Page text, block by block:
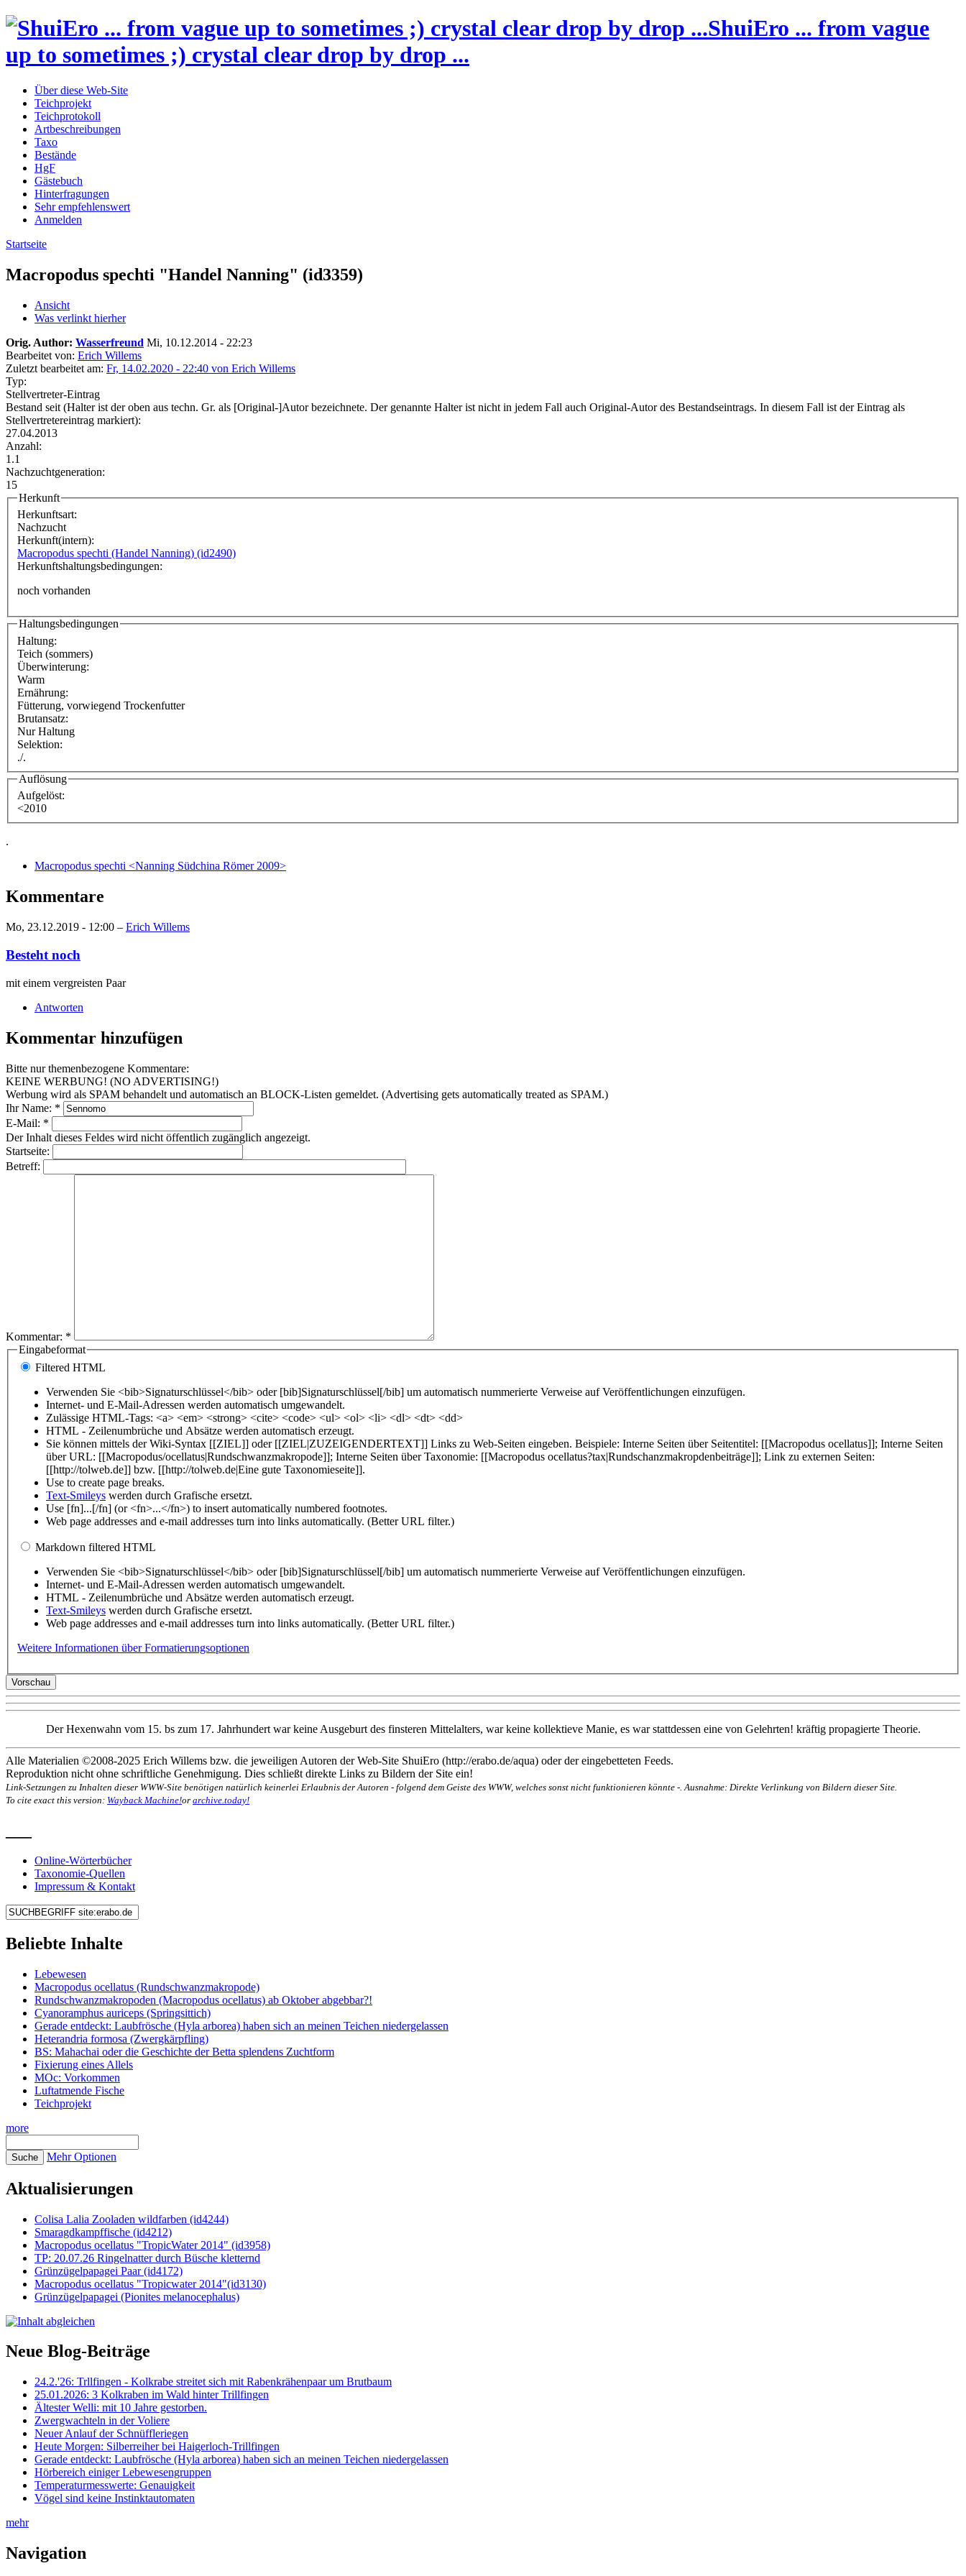
ShuiEro ... from vague
up to sometimes ;) crystal clear drop by drop ...
Über diese Web-Site
Teichprojekt
Teichprotokoll
Artbeschreibungen
Taxo
Bestände
HgF
Gästebuch
Hinterfragungen
Sehr empfehlenswert
Anmelden
Startseite
Macropodus spechti "Handel Nanning" (id3359)
Ansicht
Was verlinkt hierher
Orig. Author: Wasserfreund Mi, 10.12.2014 - 22:23
Bearbeitet von: Erich Willems
Zuletzt bearbeitet am: Fr, 14.02.2020 - 22:40 von Erich Willems
Typ:
Stellvertreter-Eintrag
Bestand seit (Halter ist der oben aus techn. Gr. als [Original-]Autor bezeichnete. Der genannte Halter ist nicht in jedem Fall auch Original-Autor des Bestandseintrags. In diesem Fall ist der Eintrag als
Stellvertretereintrag markiert):
27.04.2013
Anzahl:
1.1
Nachzuchtgeneration:
15
Herkunft
Herkunftsart:
Nachzucht
Herkunft(intern):
Macropodus spechti (Handel Nanning) (id2490)
Herkunftshaltungsbedingungen:
noch vorhanden
Haltungsbedingungen
Haltung:
Teich (sommers)
Überwinterung:
Warm
Ernährung:
Fütterung, vorwiegend Trockenfutter
Brutansatz:
Nur Haltung
Selektion:
./.
Auflösung
Aufgelöst:
<2010
.
Macropodus spechti <Nanning Südchina Römer 2009>
Kommentare
Mo, 23.12.2019 - 12:00 – Erich Willems
Besteht noch
mit einem vergreisten Paar
Antworten
Kommentar hinzufügen
Bitte nur themenbezogene Kommentare:
KEINE WERBUNG! (NO ADVERTISING!)
Werbung wird als SPAM behandelt und automatisch an BLOCK-Listen gemeldet. (Advertising gets automatically treated as SPAM.)
Ihr Name: *
E-Mail: *
Der Inhalt dieses Feldes wird nicht öffentlich zugänglich angezeigt.
Startseite:
Betreff:
Kommentar: *
Eingabeformat
Filtered HTML
Verwenden Sie <bib>Signaturschlüssel</bib> oder [bib]Signaturschlüssel[/bib] um automatisch nummerierte Verweise auf Veröffentlichungen einzufügen.
Internet- und E-Mail-Adressen werden automatisch umgewandelt.
Zulässige HTML-Tags: <a> <em> <strong> <cite> <code> <ul> <ol> <li> <dl> <dt> <dd>
HTML - Zeilenumbrüche und Absätze werden automatisch erzeugt.
Sie können mittels der Wiki-Syntax [[ZIEL]] oder [[ZIEL|ZUZEIGENDERTEXT]] Links zu Web-Seiten eingeben. Beispiele: Interne Seiten über Seitentitel: [[Macropodus ocellatus]]; Interne Seiten
über URL: [[Macropodus/ocellatus|Rundschwanzmakropode]]; Interne Seiten über Taxonomie: [[Macropodus ocellatus?tax|Rundschanzmakropdenbeiträge]]; Link zu externen Seiten:
[[http://tolweb.de]] bzw. [[http://tolweb.de|Eine gute Taxonomieseite]].
Use to create page breaks.
Text-Smileys werden durch Grafische ersetzt.
Use [fn]...[/fn] (or <fn>...</fn>) to insert automatically numbered footnotes.
Web page addresses and e-mail addresses turn into links automatically. (Better URL filter.)
Markdown filtered HTML
Verwenden Sie <bib>Signaturschlüssel</bib> oder [bib]Signaturschlüssel[/bib] um automatisch nummerierte Verweise auf Veröffentlichungen einzufügen.
Internet- und E-Mail-Adressen werden automatisch umgewandelt.
HTML - Zeilenumbrüche und Absätze werden automatisch erzeugt.
Text-Smileys werden durch Grafische ersetzt.
Web page addresses and e-mail addresses turn into links automatically. (Better URL filter.)
Weitere Informationen über Formatierungsoptionen
Der Hexenwahn vom 15. bs zum 17. Jahrhundert war keine Ausgeburt des finsteren Mittelalters, war keine kollektieve Manie, es war stattdessen eine von Gelehrten! kräftig propagierte Theorie.
Alle Materialien ©2008-2025 Erich Willems bzw. die jeweiligen Autoren der Web-Site ShuiEro (http://erabo.de/aqua) oder der eingebetteten Feeds.
Reproduktion nicht ohne schriftliche Genehmigung. Dies schließt direkte Links zu Bildern der Site ein!
Link-Setzungen zu Inhalten dieser WWW-Site benötigen natürlich keinerlei Erlaubnis der Autoren - folgend dem Geiste des WWW, welches sonst nicht funktionieren könnte -. Ausnahme: Direkte Verlinkung von Bildern dieser Site.
To cite exact this version: Wayback Machine!or archive.today!
Online-Wörterbücher
Taxonomie-Quellen
Impressum & Kontakt
Beliebte Inhalte
Lebewesen
Macropodus ocellatus (Rundschwanzmakropode)
Rundschwanzmakropoden (Macropodus ocellatus) ab Oktober abgebbar?!
Cyanoramphus auriceps (Springsittich)
Gerade entdeckt: Laubfrösche (Hyla arborea) haben sich an meinen Teichen niedergelassen
Heterandria formosa (Zwergkärpfling)
BS: Mahachai oder die Geschichte der Betta splendens Zuchtform
Fixierung eines Allels
MOc: Vorkommen
Luftatmende Fische
Teichprojekt
more
Mehr Optionen
Aktualisierungen
Colisa Lalia Zooladen wildfarben (id4244)
Smaragdkampffische (id4212)
Macropodus ocellatus "TropicWater 2014" (id3958)
TP: 20.07.26 Ringelnatter durch Büsche kletternd
Grünzügelpapagei Paar (id4172)
Macropodus ocellatus "Tropicwater 2014"(id3130)
Grünzügelpapagei (Pionites melanocephalus)
Neue Blog-Beiträge
24.2.'26: Trllfingen - Kolkrabe streitet sich mit Rabenkrähenpaar um Brutbaum
25.01.2026: 3 Kolkraben im Wald hinter Trillfingen
Ältester Welli: mit 10 Jahre gestorben.
Zwergwachteln in der Voliere
Neuer Anlauf der Schnüffleriegen
Heute Morgen: Silberreiher bei Haigerloch-Trillfingen
Gerade entdeckt: Laubfrösche (Hyla arborea) haben sich an meinen Teichen niedergelassen
Hörbereich einiger Lebewesengruppen
Temperaturmesswerte: Genauigkeit
Vögel sind keine Instinktautomaten
mehr
Navigation